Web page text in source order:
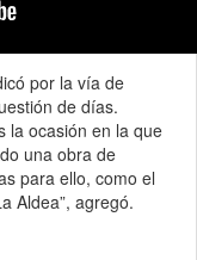
por la vía de
de días.
la ocasión en la que
una obra de
para ello, como el
Aldea”, agregó.